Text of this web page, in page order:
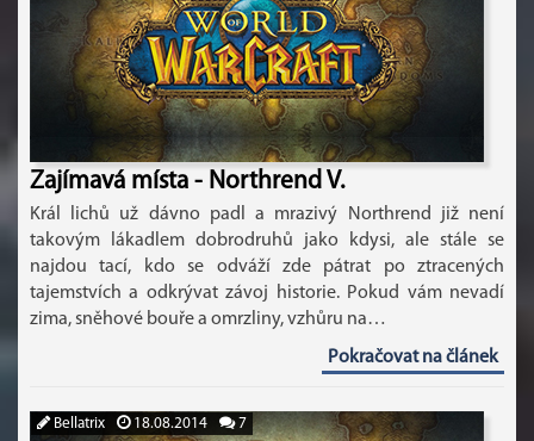
Zajímavá místa - Northrend V.
Král lichů už dávno padl a mrazivý Northrend již není
takovým lákadlem dobrodruhů jako kdysi, ale stále se
najdou tací, kdo se odváží zde pátrat po ztracených
tajemstvích a odkrývat závoj historie. Pokud vám nevadí
zima, sněhové bouře a omrzliny, vzhůru na…
Pokračovat na článek
Bellatrix 18.08.2014 7